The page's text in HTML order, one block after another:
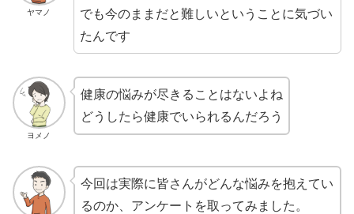
ヤマノ
でも今のままだと難しいということに気づい
たんです
ヨメノ
健康の悩みが尽きることはないよね
どうしたら健康でいられるんだろう
今回は実際に皆さんがどんな悩みを抱えてい
るのか、アンケートを取ってみました。